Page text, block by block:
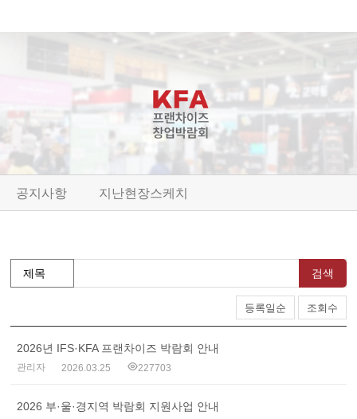
공지사항 지난현장스케치
검색
등록일순 조회수
2026년 IFS·KFA 프랜차이즈 박람회 안내
관리자 2026.03.25 227703
2026 부·울·경지역 박람회 지원사업 안내